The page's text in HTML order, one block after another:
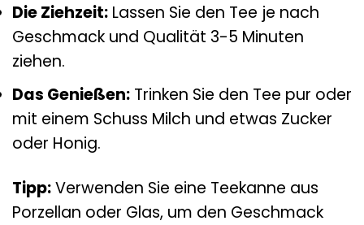
Die Ziehzeit: Lassen Sie den Tee je nach
Geschmack und Qualität 3-5 Minuten
ziehen.
Das Genießen: Trinken Sie den Tee pur oder
mit einem Schuss Milch und etwas Zucker
oder Honig.
Tipp:Verwenden Sie eine Teekanne aus
Porzellan oder Glas, um den Geschmack